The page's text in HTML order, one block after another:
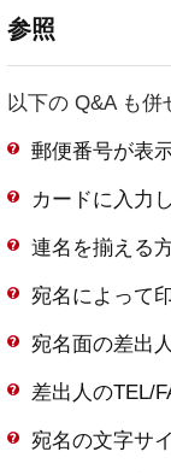
参照
以下の Q&A も併
郵便番号が表
カードに入力
連名を揃える
宛名によって
宛名面の差出
差出人のTEL/
宛名の文字サ